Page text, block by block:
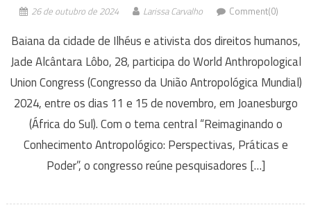
26 de outubro de 2024 Larissa Carvalho Comment(0)
Baiana da cidade de Ilhéus e ativista dos direitos humanos,
Jade Alcântara Lôbo, 28, participa do World Anthropological
Union Congress (Congresso da União Antropológica Mundial)
2024, entre os dias 11 e 15 de novembro, em Joanesburgo
(África do Sul). Com o tema central “Reimaginando o
Conhecimento Antropológico: Perspectivas, Práticas e
Poder”, o congresso reúne pesquisadores […]